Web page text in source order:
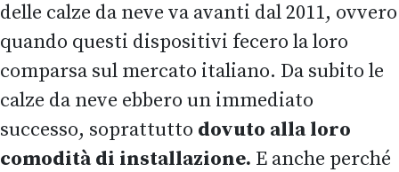
delle calze da neve va avanti dal 2011, ovvero
quando questi dispositivi fecero la loro
comparsa sul mercato italiano. Da subito le
calze da neve ebbero un immediato
successo, soprattutto dovuto alla loro
comodità di installazione. E anche perché